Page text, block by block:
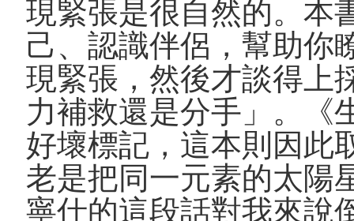
現緊張是很自然的。本
己、認識伴侶，幫助你
現緊張，然後才談得上
力補救還是分手」。《
好壞標記，這本則因此
老是把同一元素的太陽
寧仕的這段話對我來說